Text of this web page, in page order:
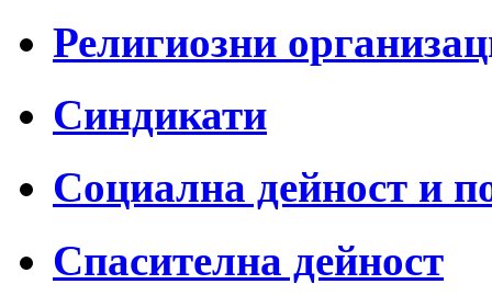
Религиозни
Синдикати
Социална дейност и
Спасителна дейност